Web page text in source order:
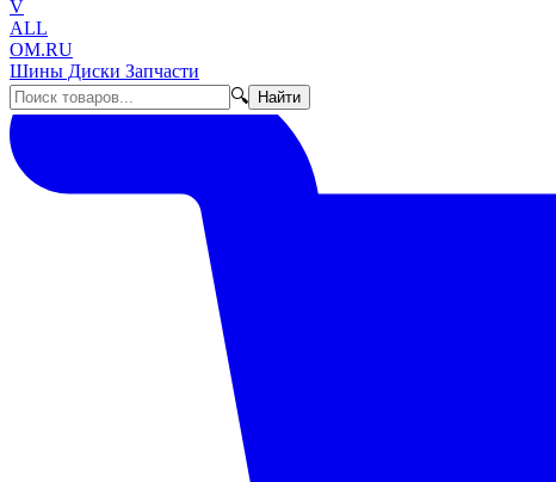
V
ALL
OM.RU
Шины Диски Запчасти
🔍
Найти